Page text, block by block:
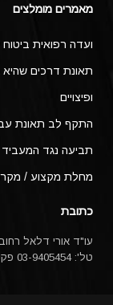
מאמרים מומלצים
ועדה רפואית ביטוח
תאונת דרכים שהיא
ופיצויים
התקף לב תאונת
תביעה נגד המעביד
מחלת מקצוע /
כתובת
טל': 03-9405454 פקס: 03-9405455 email: